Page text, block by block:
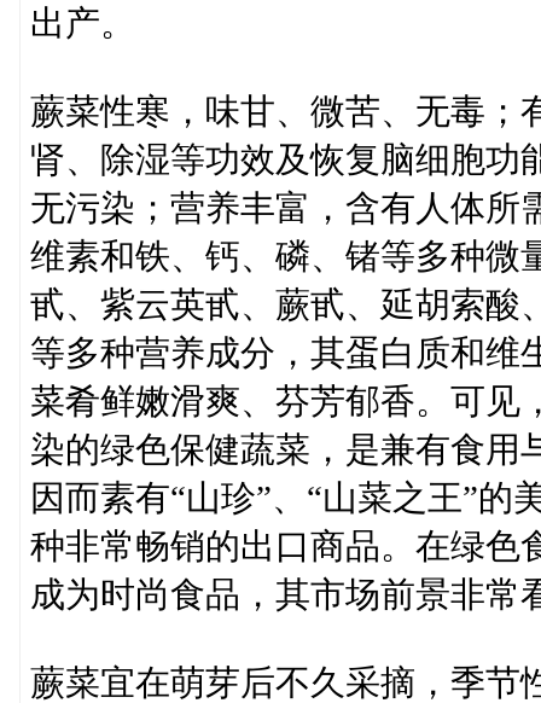
出产。
蕨菜性寒，味甘、微苦、无毒；
肾、除湿等功效及恢复脑细胞功
无污染；营养丰富，含有人体所
维素和铁、钙、磷、锗等多种微
甙、紫云英甙、蕨甙、延胡索酸
等多种营养成分，其蛋白质和维
菜肴鲜嫩滑爽、芬芳郁香。可见
染的绿色保健蔬菜，是兼有食用
因而素有“山珍”、“山菜之王”
种非常畅销的出口商品。在绿色
成为时尚食品，其市场前景非常
蕨菜宜在萌芽后不久采摘，季节